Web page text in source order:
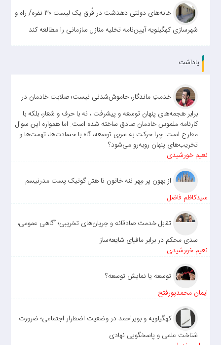
خانه‌های دولتی دهدشت در قُرق یک لیست ۳۰ نفره/ راه و
شهرسازی کهگیلویه آیین‌نامه تخلیه منازل سازمانی را مطالعه کند
یاداشت
خدمتِ ماندگار، خاموش‌شدنی نیست؛ صلابت خادمان در
برابر هجمه‌های پنهان توسعه و پیشرفت ، نه با حرف و شعار، بلکه با
کارنامه ملموس خادمان صادق ساخته شده است. اما همواره این سوال
مطرح است: چرا حرکت به سوی توسعه، گاه با حسادت‌ها، تهمت‌ها و
تخریب‌های پنهان روبه‌رو می‌شود؟
نعیم خورشیدی
از بهون پر مِهر ننه خاتون تا هتل گوتیک پست مدرنیسم
سیدکاظم فاضل
تقابل خدمت صادقانه و جریان‌های تخریبی؛ آگاهی عمومی،
سدی محکم در برابر مافیای شایعه‌ساز
نعیم خورشیدی
توسعه یا نمایش توسعه؟
ایمان محمدپورفتح
کهگیلویه و بویراحمد در وضعیت اضطرار اجتماعی؛ ضرورت
شناخت علمی و پاسخگویی نهادی